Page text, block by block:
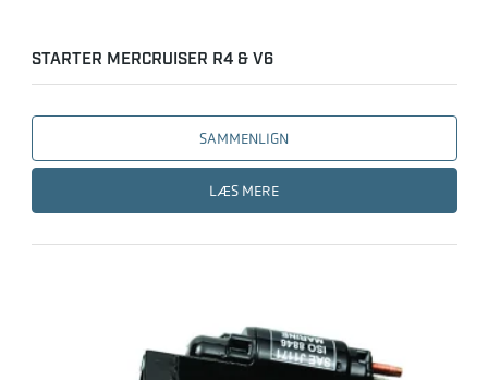
STARTER MERCRUISER R4 & V6
SAMMENLIGN
LÆS MERE